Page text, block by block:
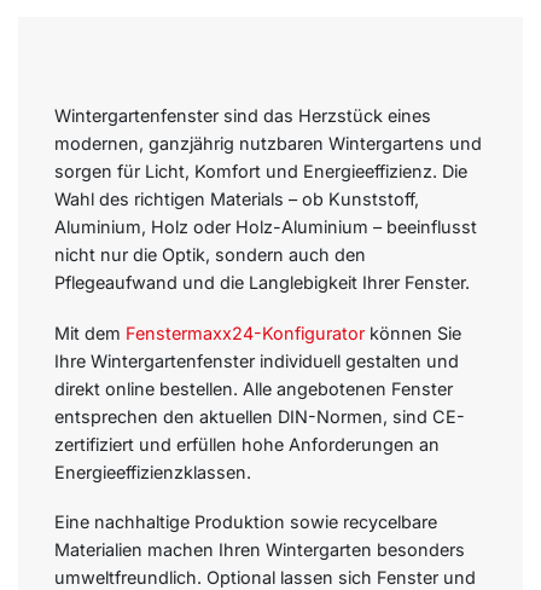
Wintergartenfenster sind das Herzstück eines
modernen, ganzjährig nutzbaren Wintergartens und
sorgen für Licht, Komfort und Energieeffizienz. Die
Wahl des richtigen Materials – ob Kunststoff,
Aluminium, Holz oder Holz-Aluminium – beeinflusst
nicht nur die Optik, sondern auch den
Pflegeaufwand und die Langlebigkeit Ihrer Fenster.
Mit dem Fenstermaxx24-Konfigurator können Sie
Ihre Wintergartenfenster individuell gestalten und
direkt online bestellen. Alle angebotenen Fenster
entsprechen den aktuellen DIN-Normen, sind CE-
zertifiziert und erfüllen hohe Anforderungen an
Energieeffizienzklassen.
Eine nachhaltige Produktion sowie recycelbare
Materialien machen Ihren Wintergarten besonders
umweltfreundlich. Optional lassen sich Fenster und